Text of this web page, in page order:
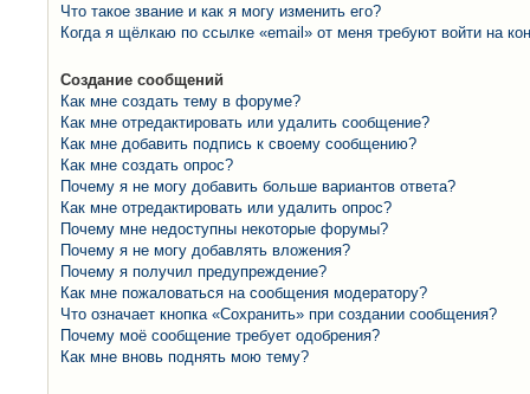
Что такое звание и как я могу изменить его?
Когда я щёлкаю по ссылке «email» от меня требуют войти на
Создание сообщений
Как мне создать тему в форуме?
Как мне отредактировать или удалить сообщение?
Как мне добавить подпись к своему сообщению?
Как мне создать опрос?
Почему я не могу добавить больше вариантов ответа?
Как мне отредактировать или удалить опрос?
Почему мне недоступны некоторые форумы?
Почему я не могу добавлять вложения?
Почему я получил предупреждение?
Как мне пожаловаться на сообщения модератору?
Что означает кнопка «Сохранить» при создании сообщения?
Почему моё сообщение требует одобрения?
Как мне вновь поднять мою тему?